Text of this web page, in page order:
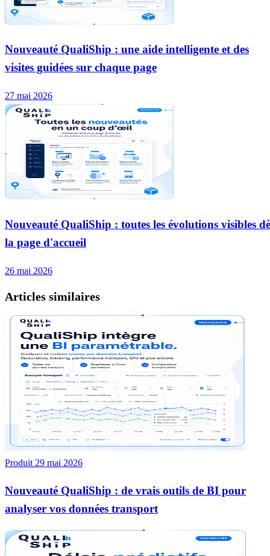
Nouveauté QualiShip : une aide intelligente et des
visites guidées sur chaque page
27 mai 2026
Nouveauté QualiShip : toutes les évolutions visibles
la page d'accueil
26 mai 2026
Articles similaires
Produit 29 mai 2026
Nouveauté QualiShip : de vrais outils de BI pour
analyser vos données transport